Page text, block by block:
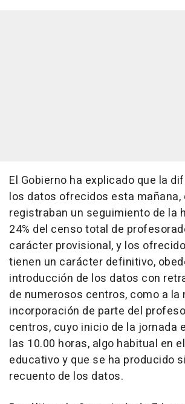
El Gobierno ha explicado que la
los datos ofrecidos esta mañana,
registraban un seguimiento de la
24% del censo total de
carácter provisional, y los
tienen un carácter definitivo,
introducción de los datos con
de numerosos centros, como a la
incorporación de parte del
centros, cuyo inicio de la jornada
las 10.00 horas, algo habitual en
educativo y que se ha producido
recuento de los datos.